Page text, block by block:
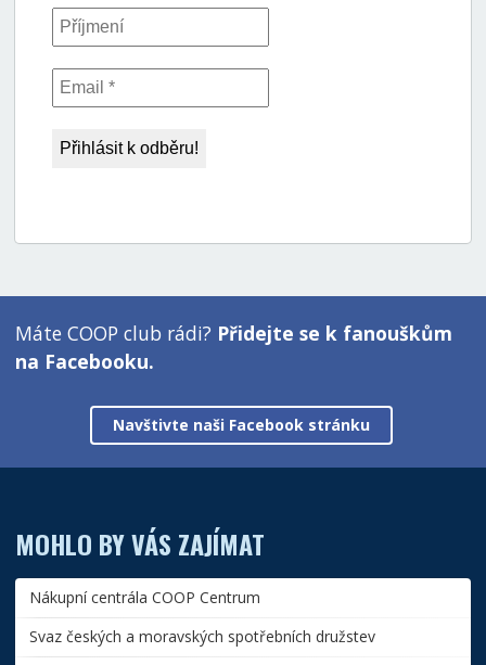
Máte COOP club rádi? Přidejte se k fanouškům
na Facebooku.
Navštivte naši Facebook stránku
MOHLO BY VÁS ZAJÍMAT
Nákupní centrála COOP Centrum
Svaz českých a moravských spotřebních družstev